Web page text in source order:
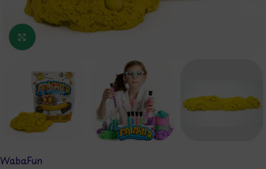
Κάντε κλικ για μεγέθυνση
WabaFun